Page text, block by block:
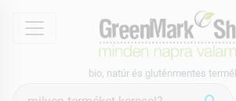
menu
bio, natúr és gluténmentes